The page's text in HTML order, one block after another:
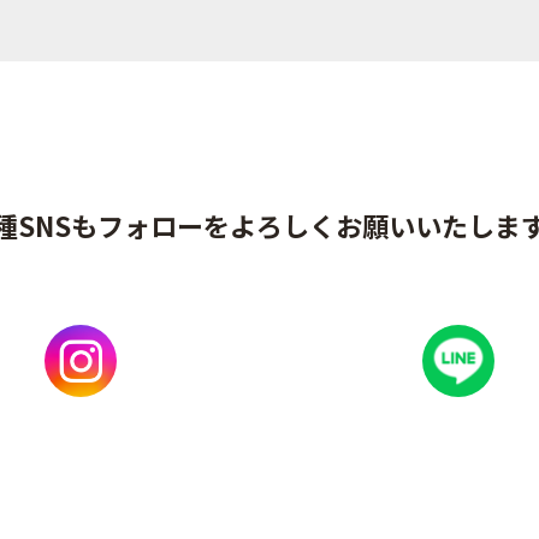
SNSもフォローをよろしくお願いいたしま